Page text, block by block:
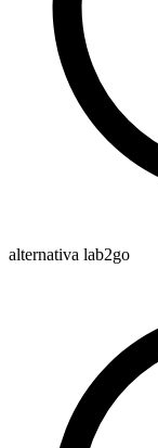
alternativa lab2go